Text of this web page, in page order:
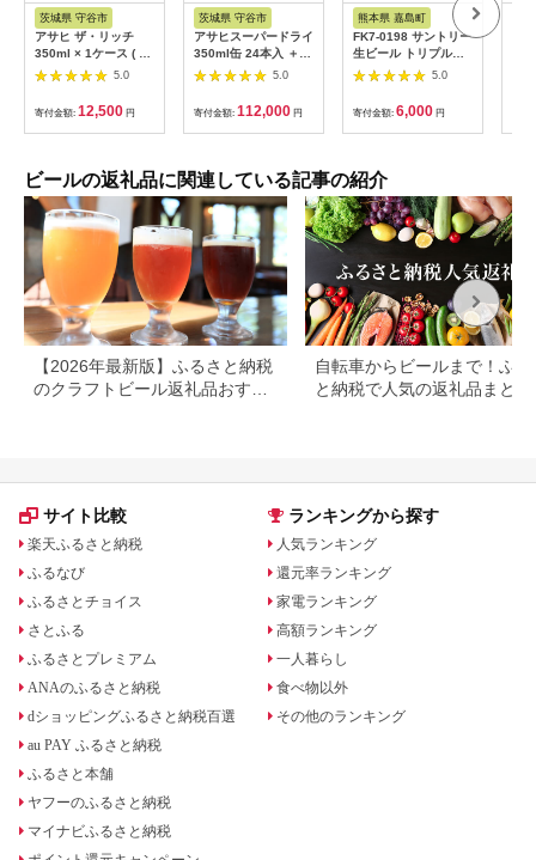
アム
茨城県 守谷市
アサヒ ザ・リッチ
350ml × 1ケース ( 24
本 ) | アサヒビール 酒
発泡酒 新ジャンル 第
3のビール ザリッチ
ギフト 内祝い 茨城県
守谷市 酒のみらい
5.0
寄付金額: 12,500 円
アム
茨城県 守谷市
アサヒスーパードライ
350ml缶 24本入 ＋
アサヒ ザ・リッチ
350ml缶 24本入 3ヶ
月に1回×4回便（定期
便） 発泡酒 新ジャン
ル 第3のビール
5.0
寄付金額: 112,000 円
熊本県 嘉島町
FK7-0198 サントリー
生ビール トリプル生
350ml ×6缶入り 熊本
県 嘉島町 ビール サン
5.0
寄付金額: 6,000 円
ビールの返礼品に関連している記事の紹介
【2026年最新版】ふるさと納税
のクラフトビール返礼品おすす
自転車からビールまで！ふる
と納税で人気の返礼品まとめ
サイト比較
楽天ふるさと納税
ふるなび
ふるさとチョイス
さとふる
ふるさとプレミアム
ANAのふるさと納税
dショッピングふるさと納税百選
au PAY ふるさと納税
ふるさと本舗
ヤフーのふるさと納税
マイナビふるさと納税
ランキングから探す
人気ランキング
還元率ランキング
家電ランキング
高額ランキング
一人暮らし
食べ物以外
その他のランキング